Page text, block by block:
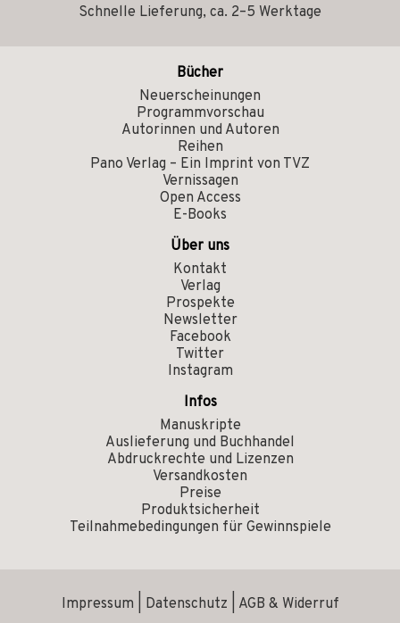
Schnelle Lieferung, ca. 2–5 Werktage
Bücher
Neuerscheinungen
Programmvorschau
Autorinnen und Autoren
Reihen
Pano Verlag – Ein Imprint von TVZ
Vernissagen
Open Access
E-Books
Über uns
Kontakt
Verlag
Prospekte
Newsletter
Facebook
Twitter
Instagram
Infos
Manuskripte
Auslieferung und Buchhandel
Abdruckrechte und Lizenzen
Versandkosten
Preise
Produktsicherheit
Teilnahmebedingungen für Gewinnspiele
Impressum Datenschutz AGB & Widerruf